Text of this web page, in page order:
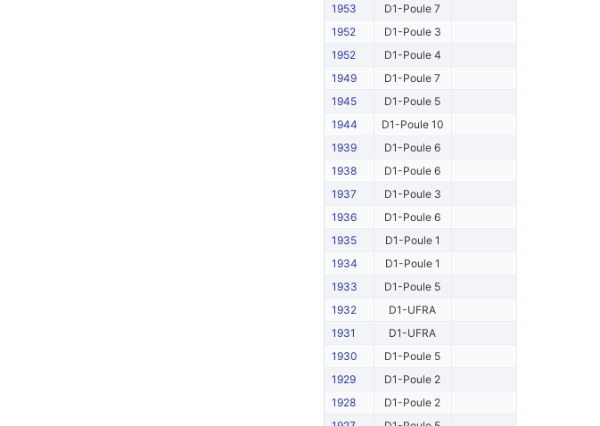
1953
D1-Poule 7
1952
D1-Poule 3
1952
D1-Poule 4
1949
D1-Poule 7
1945
D1-Poule 5
1944
D1-Poule 10
1939
D1-Poule 6
1938
D1-Poule 6
1937
D1-Poule 3
1936
D1-Poule 6
1935
D1-Poule 1
1934
D1-Poule 1
1933
D1-Poule 5
1932
D1-UFRA
1931
D1-UFRA
1930
D1-Poule 5
1929
D1-Poule 2
1928
D1-Poule 2